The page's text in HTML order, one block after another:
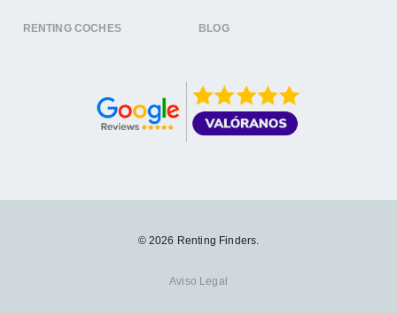
RENTING COCHES BLOG
© 2026 Renting Finders.
Aviso Legal